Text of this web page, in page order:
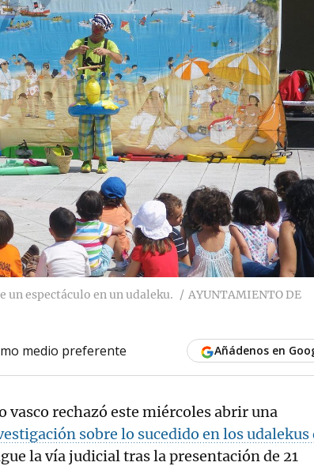
un espectáculo en un udaleku.
AYUNTAMIENTO DE
medio preferente Añádenos en
vasco rechazó este miércoles abrir una
sobre lo sucedido en los udalekus
la vía judicial tras la presentación de 21